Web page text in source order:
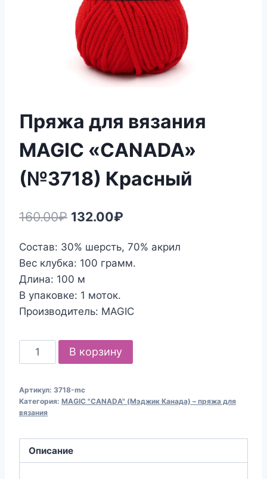
Пряжа для вязания
MAGIC «CANADA»
(№3718) Красный
160.00₽ Первоначальная
составляла
160.00₽.
132.00₽
132.00₽.
Состав: 30% шерсть, 70% акрил
Вес клубка: 100 грамм.
Длина: 100 м
В упаковке: 1 моток.
Производитель: MAGIC
Количество
товара
для
вязания
(№3718)
В корзину
Артикул: 3718-mc
Категория: MAGIC "CANADA" (Мэджик Канада) – пряжа для
вязания
Описание